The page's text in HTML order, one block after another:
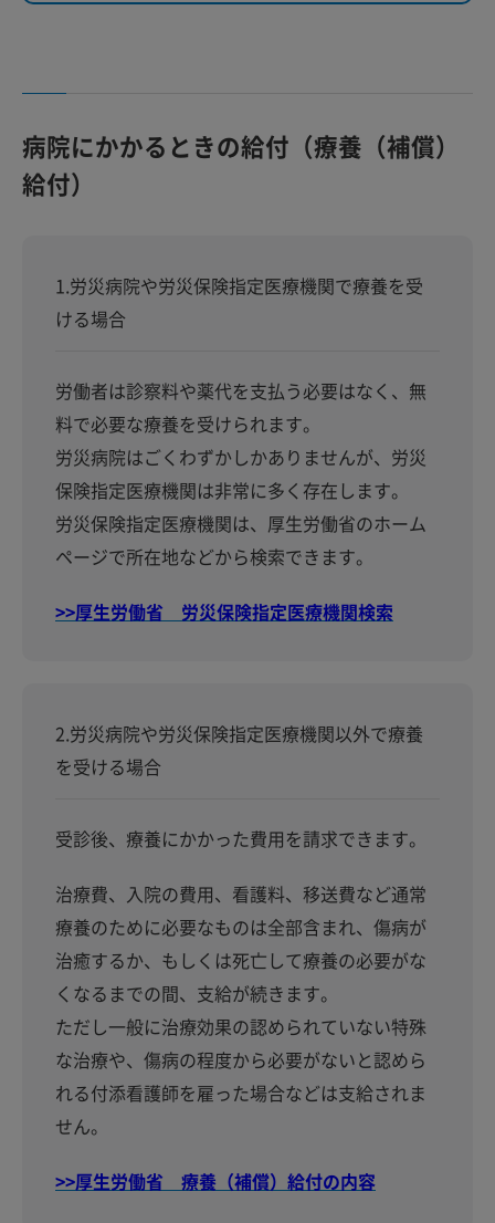
病院にかかるときの給付（療養（補償）
給付）
1.労災病院や労災保険指定医療機関で療養を受
ける場合
労働者は診察料や薬代を支払う必要はなく、無
料で必要な療養を受けられます。
労災病院はごくわずかしかありませんが、労災
保険指定医療機関は非常に多く存在します。
労災保険指定医療機関は、厚生労働省のホーム
ページで所在地などから検索できます。
>>厚生労働省 労災保険指定医療機関検索
2.労災病院や労災保険指定医療機関以外で療養
を受ける場合
受診後、療養にかかった費用を請求できます。
治療費、入院の費用、看護料、移送費など通常
療養のために必要なものは全部含まれ、傷病が
治癒するか、もしくは死亡して療養の必要がな
くなるまでの間、支給が続きます。
ただし一般に治療効果の認められていない特殊
な治療や、傷病の程度から必要がないと認めら
れる付添看護師を雇った場合などは支給されま
せん。
>>厚生労働省 療養（補償）給付の内容